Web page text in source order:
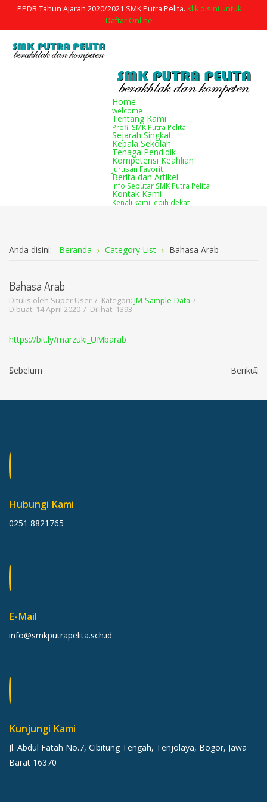
PPDB Tahun Ajaran 2020/2021 SMK Putra Pelita. Klik disini untuk
Daftar Online
Home
welcome
Tentang Kami
Profil SMK Putra Pelita
Sejarah Singkat
Kepala Sekolah
Tenaga Pendidik
Kompetensi Keahlian
Jurusan Favorit
Berita dan Artikel
Info Seputar SMK Putra Pelita
Kontak Kami
Kenali kami lebih dekat
Anda disini: Beranda Category List Bahasa Arab
Bahasa Arab
Ditulis oleh Super User Kategori: JM-Sample-Data
Dibuat: 14 April 2020
Dilihat: 1393
https://bit.ly/marzuki_UMbarab
Sebelum Berikut
Hubungi Kami
0251 8821765
E-Mail
info@smkputrapelita.sch.id
Kunjungi Kami
Jl. Abdul Fatah No.7, Cibitung Tengah, Tenjolaya, Bogor, Jawa
Barat 16370